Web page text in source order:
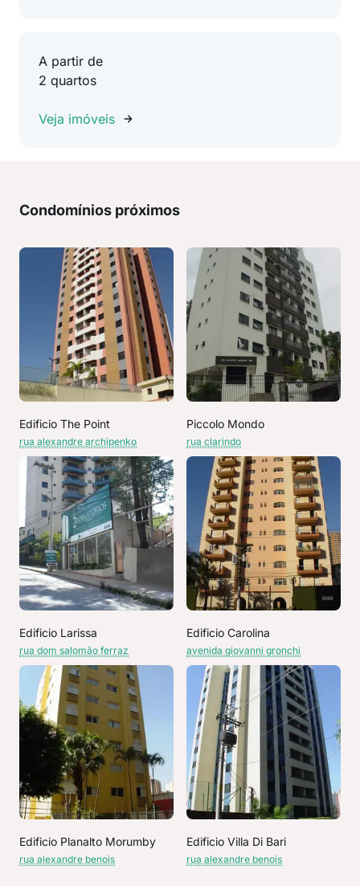
A partir de
2 quartos
Veja imóveis
Condomínios próximos
Edificio The Point
rua alexandre archipenko
Piccolo Mondo
rua clarindo
Edificio Larissa
rua dom salomão ferraz
Edificio Carolina
avenida giovanni gronchi
Edificio Planalto Morumby
rua alexandre benois
Edificio Villa Di Bari
rua alexandre benois